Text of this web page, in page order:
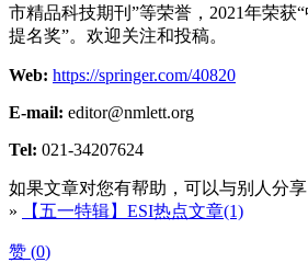
市精品科技期刊”等荣誉，2021年荣获
提名奖”。欢迎关注和投稿。
Web: https://springer.com/40820
E-mail: editor@nmlett.org
Tel: 021-34207624
如果文章对您有帮助，可以与别人分享
»
【五一特辑】ESI热点文章(1)
赞 (0)